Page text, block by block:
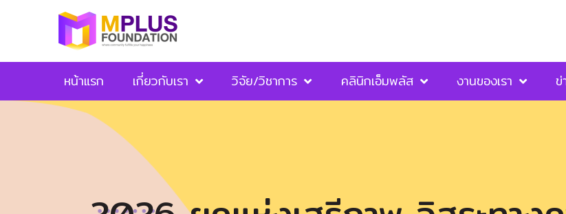
หน้าแรก เกี่ยวกับเรา วิจัย/วิชาการ คลินิกเอ็มพลัส งานของเรา ข่